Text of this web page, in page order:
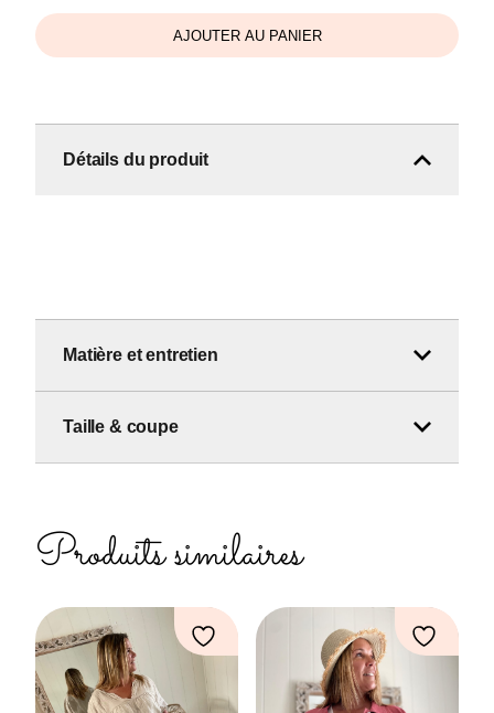
star
taupe
AJOUTER AU PANIER
Détails du produit
Matière et entretien
Taille & coupe
Produits similaires